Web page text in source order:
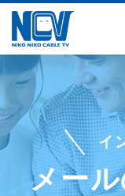
南東北セン
南東北セン
函館
単品サービス
単品料金
お得なセット
南東北センタ
イ
メー